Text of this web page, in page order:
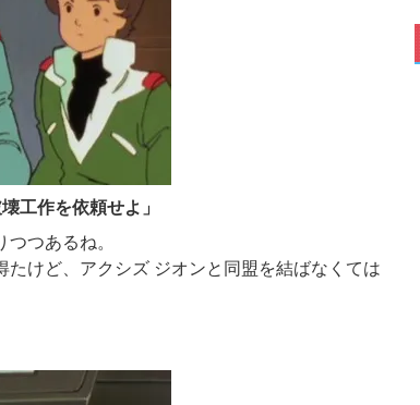
工作を依頼せよ」
つあるね。
けど、アクシズ ジオンと同盟を結ばなくては